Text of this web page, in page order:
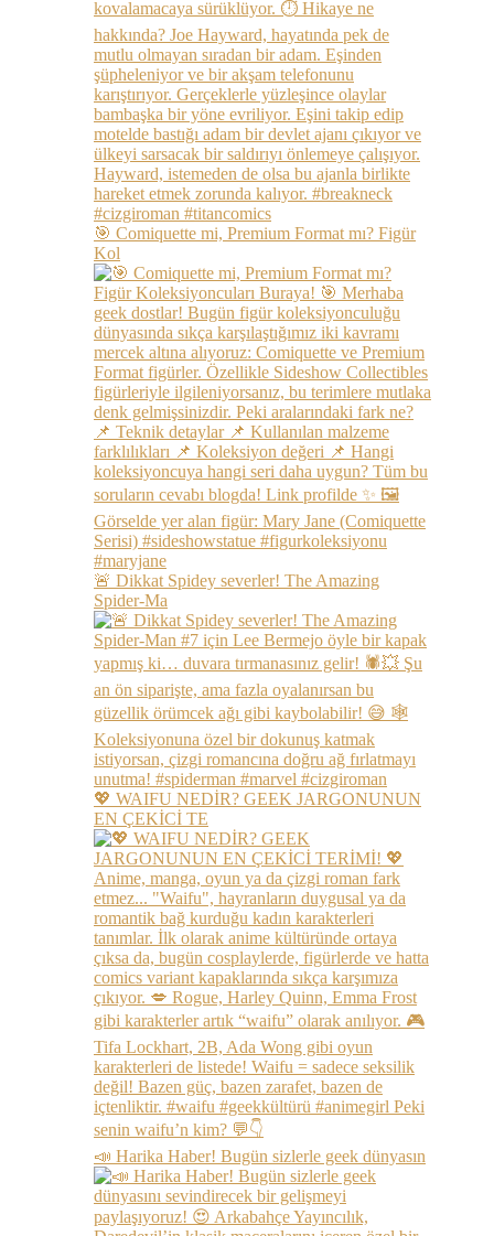
🎯 Comiquette mi, Premium Format mı? Figür
Kol
🚨 Dikkat Spidey severler! The Amazing
Spider-Ma
💖 WAIFU NEDİR? GEEK JARGONUNUN
EN ÇEKİCİ TE
📣 Harika Haber! Bugün sizlerle geek dünyasın